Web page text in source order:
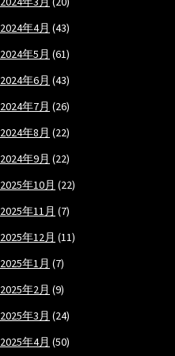
2024年4月 (43)
2024年5月 (61)
2024年6月 (43)
2024年7月 (26)
2024年8月 (22)
2024年9月 (22)
2025年10月 (22)
2025年11月 (7)
2025年12月 (11)
2025年1月 (7)
2025年2月 (9)
2025年3月 (24)
2025年4月 (50)